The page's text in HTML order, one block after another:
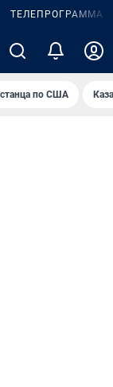
ТЕЛЕПРОГРАММА
по США